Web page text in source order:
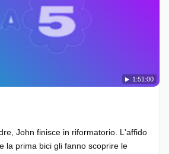
1:51:00
John finisce in riformatorio. L'affido
la prima bici gli fanno scoprire le